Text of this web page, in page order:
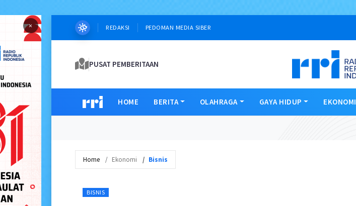
× REDAKSI PEDOMAN MEDIA SIBER
PUSAT PEMBERITAAN
HOME BERITA OLAHRAGA GAYA HIDUP EKONOMI
Home Ekonomi Bisnis
BISNIS